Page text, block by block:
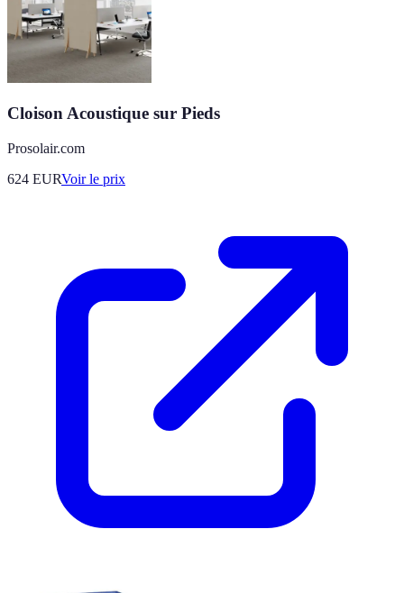
Cloison Acoustique sur Pieds
Prosolair.com
624 EURVoir le prix